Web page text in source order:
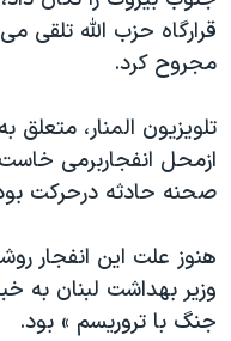
گالری عکس
آرشیو پخش زنده
اعتراضات زن، زندگی،
مجموعه مستندهای
دادگاه حمید نوری
چهل سال گروگان‌گیری
اعتراضات مردمی آبان ۹۸
اسرائیل در جنگ
مجروح کرد.
تلویزیون المنار،
ازمحل انفجاربرمی
صحنه حادثه درحرکت
هنوز علت این انفجار
وزیر بهداشت لبنان به
جنگ با تروریسم » بود.